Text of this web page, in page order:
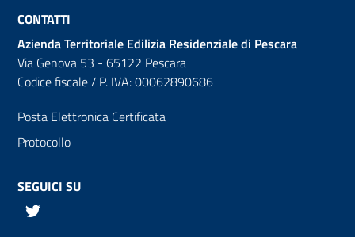
CONTATTI
Azienda Territoriale Edilizia Residenziale di Pescara
Via Genova 53 - 65122 Pescara
Codice fiscale / P. IVA: 00062890686
Posta Elettronica Certificata
Protocollo
SEGUICI SU